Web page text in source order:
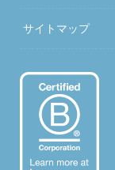
サイトマップ